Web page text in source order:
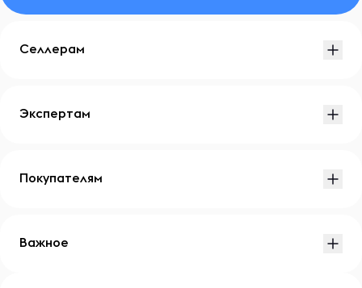
Селлерам
Экспертам
Покупателям
Важное